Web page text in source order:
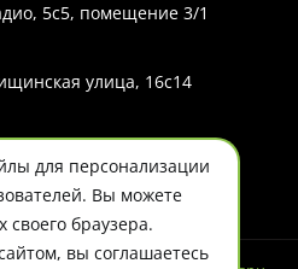
5с5, помещение 3/1
улица, 16с14
для персонализации
Вы можете
своего браузера.
вы соглашаетесь